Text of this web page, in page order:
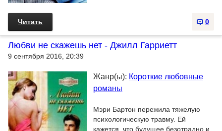
0
Читать
Любви не скажешь нет - Джилл Гарриетт
9 сентября 2016, 20:39
Жанр(ы): Короткие любовные
романы
Мэри Бартон пережила тяжелую
психологическую травму. Ей
кажется, что будущее безотрадно и